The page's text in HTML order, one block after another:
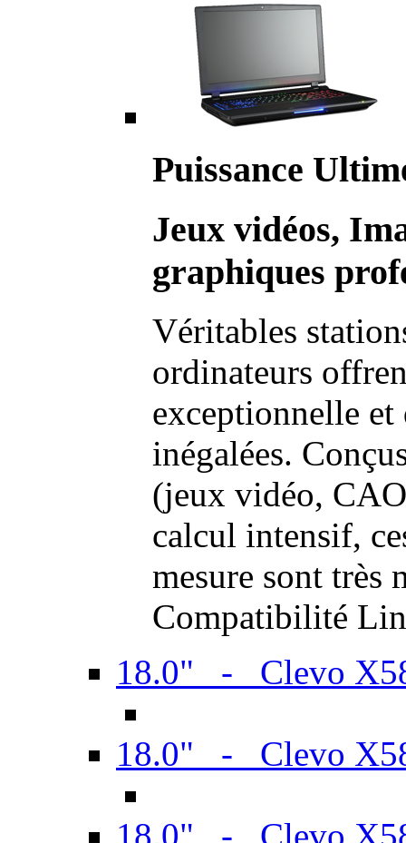
Puissance
Jeux vidéos,
graphiques
Véritables
ordinateurs
exceptionnelle et
inégalées.
(jeux vidéo,
calcul intensif,
mesure sont très
Compatibilité
18.0" - Clevo
18.0" - Clevo